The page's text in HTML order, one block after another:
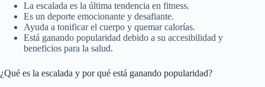
La escalada es la última tendencia en fitness.
Es un deporte emocionante y desafiante.
Ayuda a tonificar el cuerpo y quemar calorías.
Está ganando popularidad debido a su accesibilidad y
beneficios para la salud.
¿Qué es la escalada y por qué está ganando popularidad?